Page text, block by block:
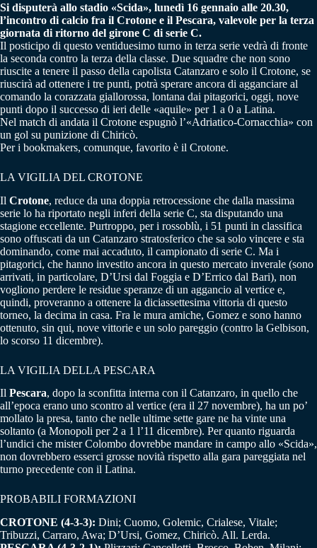
Si disputerà allo stadio «Scida», lunedì 16 gennaio alle 20.30,
l’incontro di calcio fra il Crotone e il Pescara, valevole per la terza
giornata di ritorno del girone C di serie C.
Il posticipo di questo ventiduesimo turno in terza serie vedrà di fronte
la seconda contro la terza della classe. Due squadre che non sono
riuscite a tenere il passo della capolista Catanzaro e solo il Crotone, se
riuscirà ad ottenere i tre punti, potrà sperare ancora di agganciare al
comando la corazzata giallorossa, lontana dai pitagorici, oggi, nove
punti dopo il successo di ieri delle «aquile» per 1 a 0 a Latina.
Nel match di andata il Crotone espugnò l’«Adriatico-Cornacchia» con
un gol su punizione di Chiricò.
Per i bookmakers, comunque, favorito è il Crotone.
LA VIGILIA DEL CROTONE
Il Crotone, reduce da una doppia retrocessione che dalla massima
serie lo ha riportato negli inferi della serie C, sta disputando una
stagione eccellente. Purtroppo, per i rossoblù, i 51 punti in classifica
sono offuscati da un Catanzaro stratosferico che sa solo vincere e sta
dominando, come mai accaduto, il campionato di serie C. Ma i
pitagorici, che hanno investito ancora in questo mercato inverale (sono
arrivati, in particolare, D’Ursi dal Foggia e D’Errico dal Bari), non
vogliono perdere le residue speranze di un aggancio al vertice e,
quindi, proveranno a ottenere la diciassettesima vittoria di questo
torneo, la decima in casa. Fra le mura amiche, Gomez e sono hanno
ottenuto, sin qui, nove vittorie e un solo pareggio (contro la Gelbison,
lo scorso 11 dicembre).
LA VIGILIA DELLA PESCARA
Il Pescara, dopo la sconfitta interna con il Catanzaro, in quello che
all’epoca erano uno scontro al vertice (era il 27 novembre), ha un po’
mollato la presa, tanto che nelle ultime sette gare ne ha vinte una
soltanto (a Monopoli per 2 a 1 l’11 dicembre). Per quanto riguarda
l’undici che mister Colombo dovrebbe mandare in campo allo «Scida»,
non dovrebbero esserci grosse novità rispetto alla gara pareggiata nel
turno precedente con il Latina.
PROBABILI FORMAZIONI
CROTONE (4-3-3): Dini; Cuomo, Golemic, Crialese, Vitale;
Tribuzzi, Carraro, Awa; D’Ursi, Gomez, Chiricò. All. Lerda.